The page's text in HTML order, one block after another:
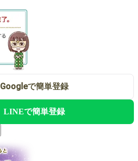
Googleで簡単登録
LINEで簡単登録